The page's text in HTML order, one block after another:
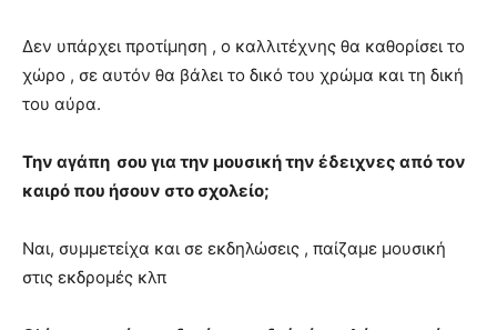
Δεν υπάρχει προτίμηση , ο καλλιτέχνης θα καθορίσει το
χώρο , σε αυτόν θα βάλει το δικό του χρώμα και τη δική
του αύρα.
Την αγάπη σου για την μουσική την έδειχνες από τον
καιρό που ήσουν στο σχολείο;
Ναι, συμμετείχα και σε εκδηλώσεις , παίζαμε μουσική
στις εκδρομές κλπ